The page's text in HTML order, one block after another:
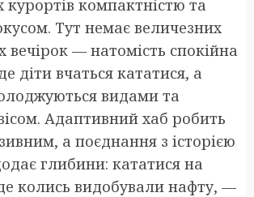
курортів компактністю та
Тут немає величезних
вечірок — натомість спокійна
діти вчаться кататися, а
видами та
Адаптивний хаб робить
а поєднання з історією
глибини: кататися на
колись видобували нафту, —